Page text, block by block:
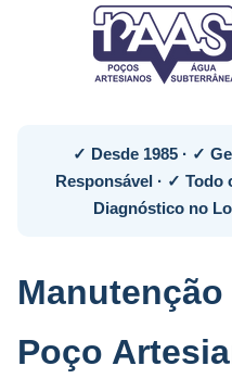
✓ Desde 1985 · ✓
Responsável · ✓ Todo
Diagnóstico no
Manutenção
Poço